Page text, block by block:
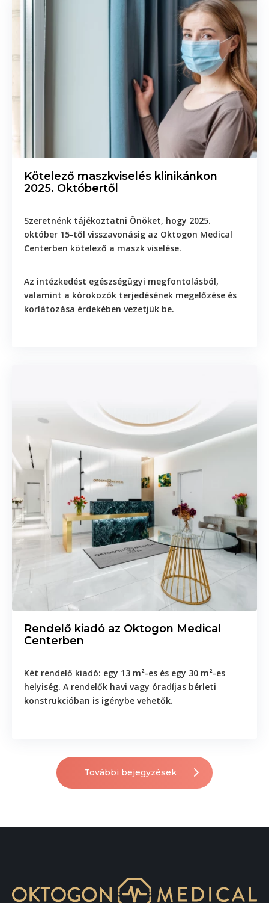
Kötelező maszkviselés klinikánkon
2025. Októbertől
Szeretnénk tájékoztatni Önöket, hogy 2025.
október 15-től visszavonásig az Oktogon Medical
Centerben kötelező a maszk viselése.
Az intézkedést egészségügyi megfontolásból,
valamint a kórokozók terjedésének megelőzése és
korlátozása érdekében vezetjük be.
Rendelő kiadó az Oktogon Medical
Centerben
Két rendelő kiadó: egy 13 m²-es és egy 30 m²-es
helyiség. A rendelők havi vagy óradíjas bérleti
konstrukcióban is igénybe vehetők.
További bejegyzések